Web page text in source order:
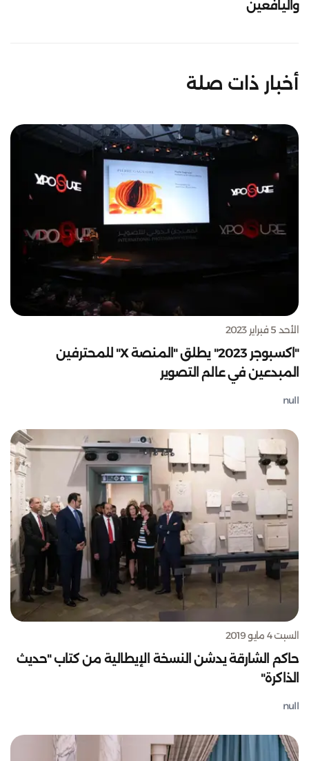
واليافعين
أخبار ذات صلة
الأحد 5 فبراير 2023
"اكسبوجر 2023" يطلق "المنصة X" للمحترفين
المبدعين في عالم التصوير
null
السبت 4 مايو 2019
حاكم الشارقة يدشن النسخة الإيطالية من كتاب "حديث
الذاكرة"
null